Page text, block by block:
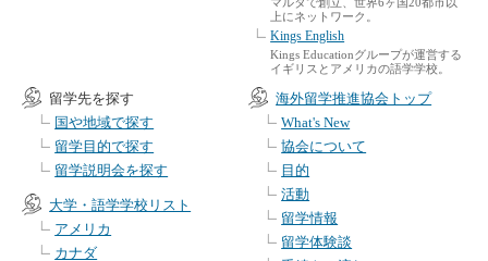
上にネットワーク。
Kings English
Kings Educationグループが運営する
イギリスとアメリカの語学学校。
留学先を探す
国や地域で探す
留学目的で探す
留学説明会を探す
大学・語学学校リスト
アメリカ
カナダ
海外留学推進協会トップ
What's New
協会について
目的
活動
留学情報
留学体験談